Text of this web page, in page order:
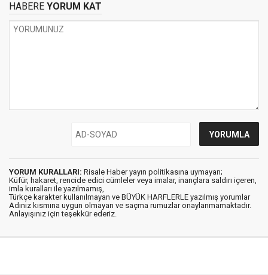
HABERE YORUM KAT
YORUM KURALLARI: Risale Haber yayın politikasına uymayan;
Küfür, hakaret, rencide edici cümleler veya imalar, inançlara saldırı içeren,
imla kuralları ile yazılmamış,
Türkçe karakter kullanılmayan ve BÜYÜK HARFLERLE yazılmış yorumlar
Adınız kısmına uygun olmayan ve saçma rumuzlar onaylanmamaktadır.
Anlayışınız için teşekkür ederiz.